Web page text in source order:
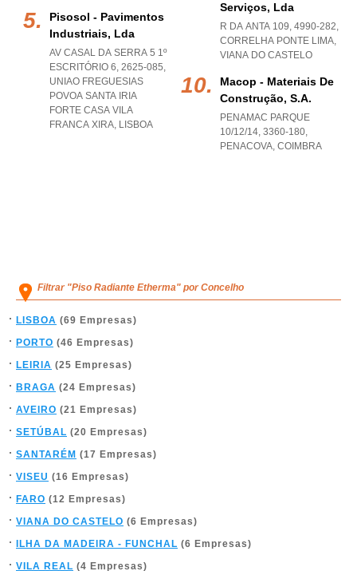
Pisosol - Pavimentos
Industriais, Lda
AV CASAL DA SERRA 5 1º
ESCRITÓRIO 6, 2625-085,
UNIAO FREGUESIAS
POVOA SANTA IRIA
FORTE CASA VILA
FRANCA XIRA, LISBOA
Serviços, Lda
R DA ANTA 109, 4990-282,
CORRELHA PONTE LIMA,
VIANA DO CASTELO
Macop - Materiais De
Construção, S.a.
PENAMAC PARQUE
10/12/14, 3360-180,
PENACOVA, COIMBRA
Filtrar "Piso Radiante Etherma" por Concelho
LISBOA (69 Empresas)
PORTO (46 Empresas)
LEIRIA (25 Empresas)
BRAGA (24 Empresas)
AVEIRO (21 Empresas)
SETÚBAL (20 Empresas)
SANTARÉM (17 Empresas)
VISEU (16 Empresas)
FARO (12 Empresas)
VIANA DO CASTELO (6 Empresas)
ILHA DA MADEIRA - FUNCHAL (6 Empresas)
VILA REAL (4 Empresas)